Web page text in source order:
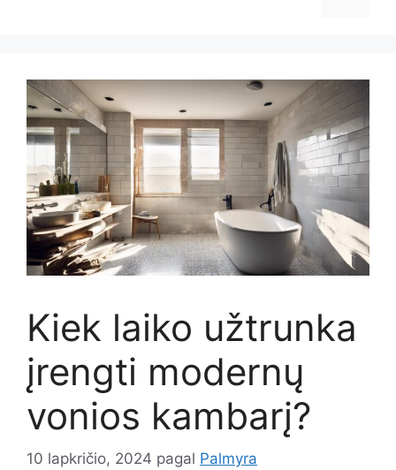
Kiek laiko užtrunka
įrengti modernų
vonios kambarį?
10 lapkričio, 2024 pagal Palmyra